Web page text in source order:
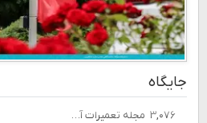
جایگاه
۳,۰۷۶ مجله تعمیرات آچارباز